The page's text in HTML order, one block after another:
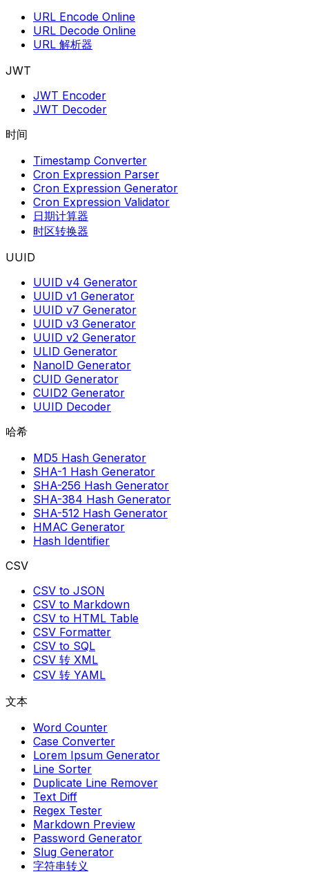
URL Encode Online
URL Decode Online
URL 解析器
JWT
JWT Encoder
JWT Decoder
时间
Timestamp Converter
Cron Expression Parser
Cron Expression Generator
Cron Expression Validator
日期计算器
时区转换器
UUID
UUID v4 Generator
UUID v1 Generator
UUID v7 Generator
UUID v3 Generator
UUID v2 Generator
ULID Generator
NanoID Generator
CUID Generator
CUID2 Generator
UUID Decoder
哈希
MD5 Hash Generator
SHA-1 Hash Generator
SHA-256 Hash Generator
SHA-384 Hash Generator
SHA-512 Hash Generator
HMAC Generator
Hash Identifier
CSV
CSV to JSON
CSV to Markdown
CSV to HTML Table
CSV Formatter
CSV to SQL
CSV 转 XML
CSV 转 YAML
文本
Word Counter
Case Converter
Lorem Ipsum Generator
Line Sorter
Duplicate Line Remover
Text Diff
Regex Tester
Markdown Preview
Password Generator
Slug Generator
字符串转义